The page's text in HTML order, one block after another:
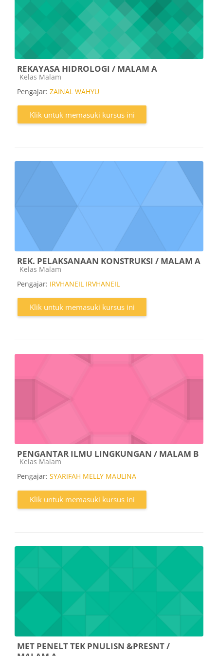
REKAYASA HIDROLOGI / MALAM A
Kategori kursus
Kelas Malam
Pengajar: ZAINAL WAHYU
Klik untuk memasuki kursus ini
REK. PELAKSANAAN KONSTRUKSI / MALAM A
Kategori kursus
Kelas Malam
Pengajar: IRVHANEIL IRVHANEIL
Klik untuk memasuki kursus ini
PENGANTAR ILMU LINGKUNGAN / MALAM B
Kategori kursus
Kelas Malam
Pengajar: SYARIFAH MELLY MAULINA
Klik untuk memasuki kursus ini
MET PENELT TEK PNULISN &PRESNT /